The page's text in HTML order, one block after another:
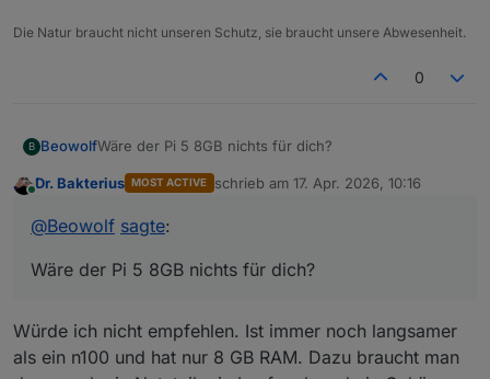
Die Natur braucht nicht unseren Schutz, sie braucht unsere Abwesenheit.
0
B BeowolfWäre der Pi 5 8GB nichts für dich?
Online
Dr. Bakterius MOST ACTIVE schrieb am 17. Apr. 2026, 10:16
zuletzt editiert von
@Beowolf sagte:
Wäre der Pi 5 8GB nichts für dich?
Würde ich nicht empfehlen. Ist immer noch langsamer
als ein n100 und hat nur 8 GB RAM. Dazu braucht man